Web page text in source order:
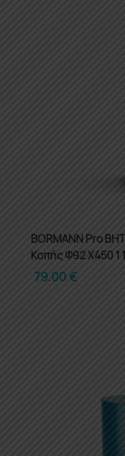
BORMANN Pro
Κοπής Φ92 X450 1
79.00€